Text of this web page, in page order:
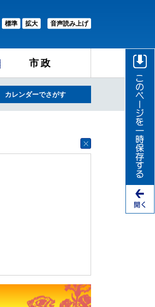
標準 拡大 音声読み上げ
市政
カレンダーでさがす